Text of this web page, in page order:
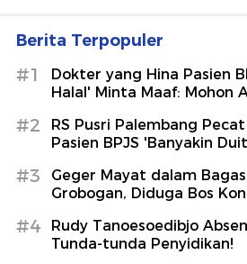
Berita Terpopuler
#1
Dokter yang Hina Pasien
Halal' Minta Maaf: Mohon
#2
RS Pusri Palembang
Pasien BPJS 'Banyakin
#3
Geger Mayat dalam
Grobogan, Diduga Bos
#4
Rudy Tanoesoedibjo
Tunda-tunda Penyidikan!